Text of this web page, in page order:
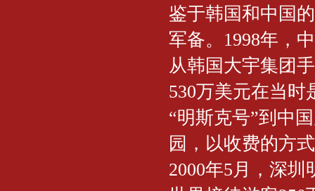
鉴于韩国和中国
军备。1998年，
从韩国大宇集团
530万美元在当
“明斯克号”到中
园，以收费的方
2000年5月，深